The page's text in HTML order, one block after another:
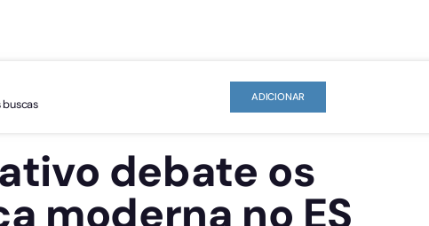
buscas ADICIONAR
debate os
moderna no ES